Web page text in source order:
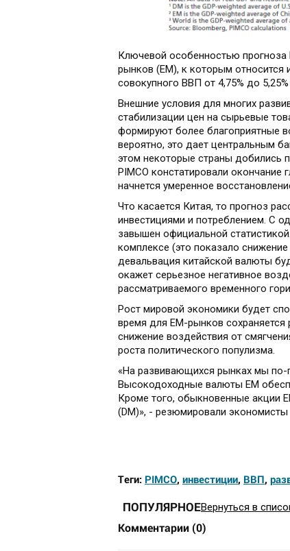
Ключевой особенностью прогноза
рынков (EM), к которым относится
совокупного ВВП от 4,75% до 5,25%
Внешние условия для многих
стабилизации цен на сырьевые
формируют более благоприятные
вероятно, это дает центральным
этом некоторые страны добились
PIMCO констатировали окончание
начнется умеренное
Что касается Китая, то прогноз
инвестициями и потреблением. С
завышен официальной
комплексе (это показало
девальвация китайской валюты
окажет серьезное негативное
рассматриваемого временного
Рост мировой экономики будет
время для EM-рынков
снижение воздействия от
роста политического популизма.
«На развивающихся рынках мы
Высокодоходные валюты EM
Кроме того, обыкновенные акции
(DM)», - резюмировали экономисты
Теги: PIMCO, инвестиции, ВВП,
ПОПУЛЯРНОЕВернуться в
Комментарии (0)